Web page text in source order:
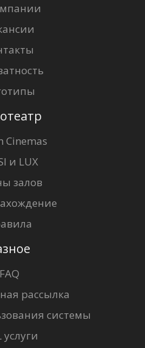
Cinemas
и LUX
залов
FAQ
рассылка
системы
услуги